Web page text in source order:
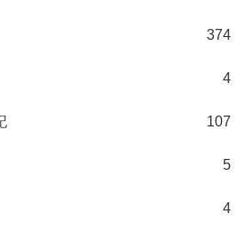
374
4
107
5
4